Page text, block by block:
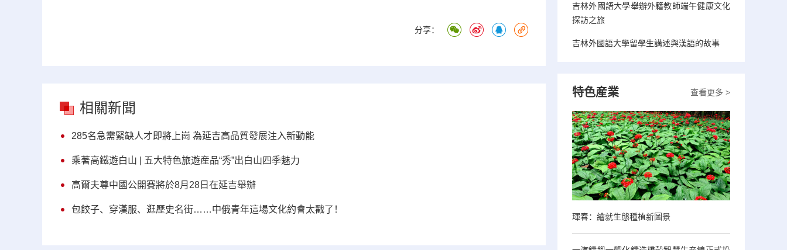
分享：
相關新聞
285名急需緊缺人才即將上崗 為延吉高品質發展注入新動能
乘著高鐵遊白山 | 五大特色旅遊産品“秀”出白山四季魅力
高爾夫尊中國公開賽將於8月28日在延吉舉辦
包餃子、穿漢服、逛歷史名街……中俄青年這場文化約會太戳了！
吉林外國語大學舉辦外籍教師端午健康文化
探訪之旅
吉林外國語大學留學生講述與漢語的故事
查看更多 >
特色産業
琿春：繪就生態種植新圖景